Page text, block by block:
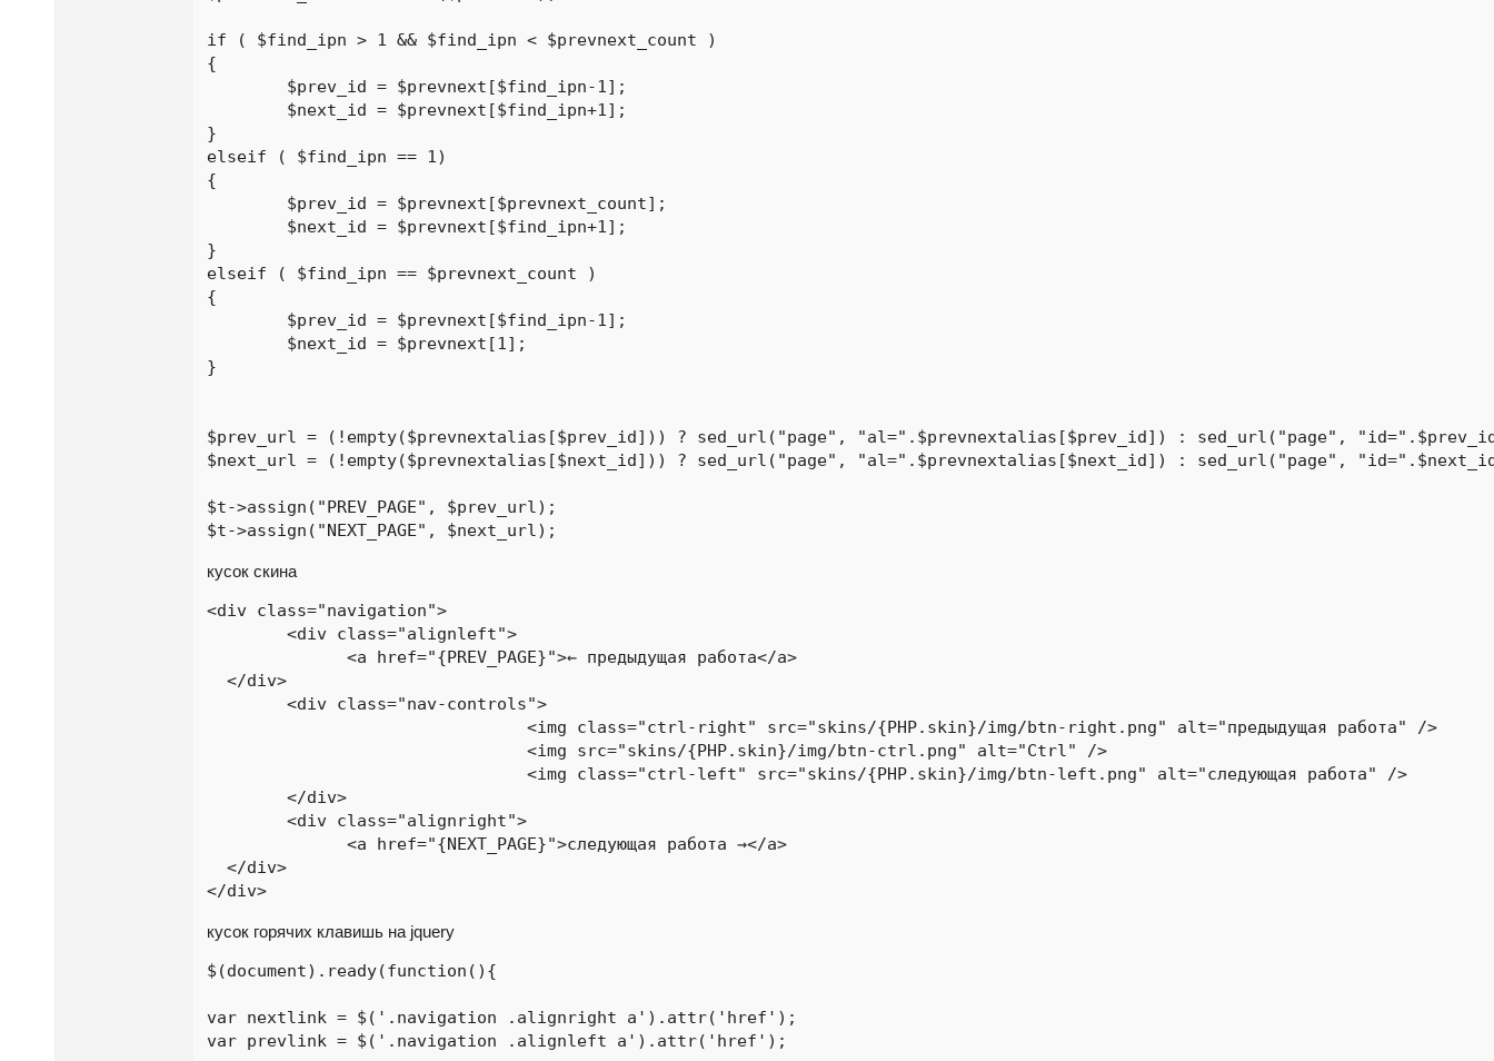
if ( $find_ipn > 1 && $find_ipn < $prevnext_count )
{
}
elseif ( $find_ipn == 1)
{
}
elseif ( $find_ipn == $prevnext_count )
{
}
$prev_url = (!empty($prevnextalias[$prev_id])) ? sed_url("page", "al=".$prevnextalias[$prev_id]) : sed_url("page",
$next_url = (!empty($prevnextalias[$next_id])) ? sed_url("page", "al=".$prevnextalias[$next_id]) : sed_url("page",
$t->assign("PREV_PAGE", $prev_url);
$t->assign("NEXT_PAGE", $next_url);
кусок скина
<div class="navigation">
  </div>
  </div>
</div>
кусок горячих клавишь на jquery
$(document).ready(function(){
var nextlink = $('.navigation .alignright a').attr('href');
var prevlink = $('.navigation .alignleft a').attr('href');